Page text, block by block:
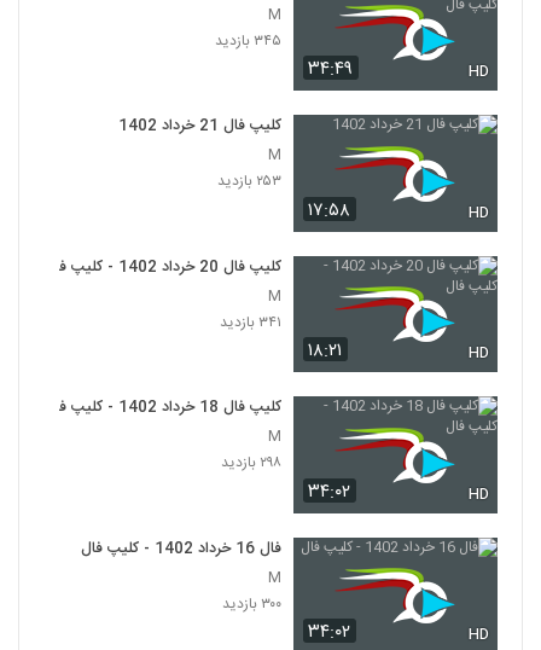
۳۴:۴۹ HD
M
۳۴۵ بازدید
۱۷:۵۸ HD
کلیپ فال 21 خرداد 1402
M
۲۵۳ بازدید
۱۸:۲۱ HD
کلیپ فال 20 خرداد 1402 - کلیپ فال
M
۳۴۱ بازدید
۳۴:۰۲ HD
کلیپ فال 18 خرداد 1402 - کلیپ فال
M
۲۹۸ بازدید
۳۴:۰۲ HD
فال 16 خرداد 1402 - کلیپ فال
M
۳۰۰ بازدید